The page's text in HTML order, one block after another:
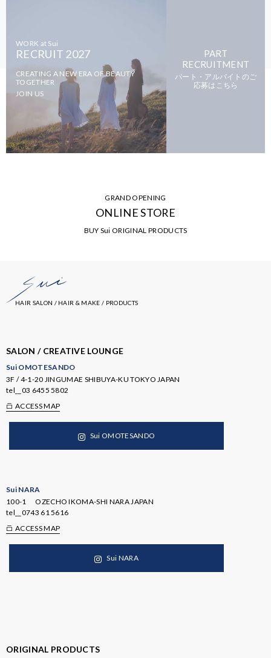
WORK at Sui
RECRUIT 2027
CREATING A NEW ERA OF BEAUTY
TOGETHER
JOIN US
PART
RECRUITMENT
パート・アルバイトのご
応募はこちら
GRAND OPENING
ONLINE STORE
BUY Sui ORIGINAL PRODUCTS
HAIR SALON / HAIR & MAKE / PRODUCTS
SALON / CREATIVE LOUNGE
Sui OMOTESANDO
3F / 4-1-20 JINGUMAE SHIBUYA-KU TOKYO JAPAN
tel__ 03 6455 5802
ACCESS MAP
Sui OMOTESANDO
Sui NARA
100-1 OZECHO IKOMA-SHI NARA JAPAN
tel__ 0743 61 5616
ACCESS MAP
Sui NARA
ORIGINAL PRODUCTS